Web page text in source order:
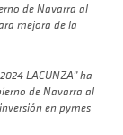
de Navarra al
mejora de la
LACUNZA” ha
de Navarra al
en pymes